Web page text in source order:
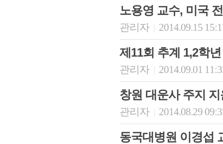
결산 공시
동창회
포토뉴
영상갤
노용영 교수, 미국
관리자 2014.09.15
제11회 추계 1,2학
관리자 2014.09.01
창원 대운사 주지
관리자 2014.08.29
동국대병원 이경섭